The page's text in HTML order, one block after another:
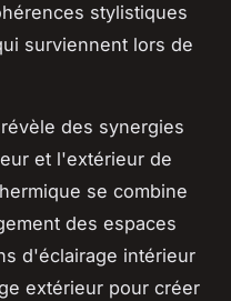
stylistiques
surviennent lors de
des synergies
et l'extérieur de
se combine
des espaces
d'éclairage intérieur
extérieur pour créer